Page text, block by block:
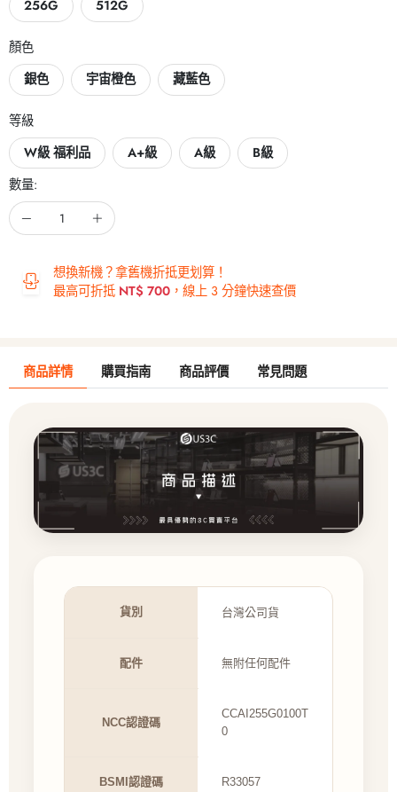
256G
512G
顏色
銀色
宇宙橙色 藏藍色
等級
W級 福利品
A+級 A級
B級
數量:
想換新機？拿舊機折抵更划算！
最高可折抵 NT$ 700 ，線上 3 分鐘快速查價
商品詳情 購買指南 商品評價 常見問題
貨別 台灣公司貨
配件 無附任何配件
NCC認證碼
CCAI255G0100T
0
BSMI認證碼 R33057